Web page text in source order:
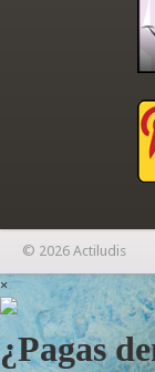
© 2026 Actiludis
×
¿Pagas